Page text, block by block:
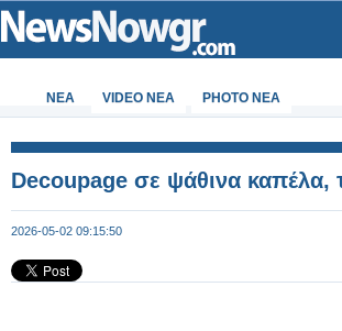
ΝΕΑ VIDEO NEA PHOTO NEA
Decoupage σε ψάθινα καπέλα,
2026-05-02 09:15:50